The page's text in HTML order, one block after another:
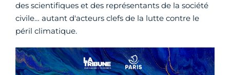
des scientifiques et des représentants de la société
civile… autant d'acteurs clefs de la lutte contre le
péril climatique.